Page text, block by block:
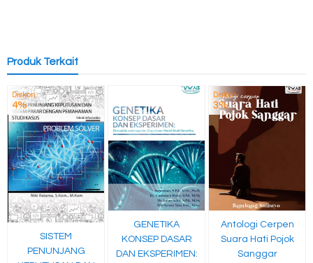
Produk Terkait
Diskon
4%
SISTEM
PENUNJANG
GENETIKA
KONSEP DASAR
DAN EKSPERIMEN:
Diskon
3%
Antologi Cerpen
Suara Hati Pojok
Sanggar